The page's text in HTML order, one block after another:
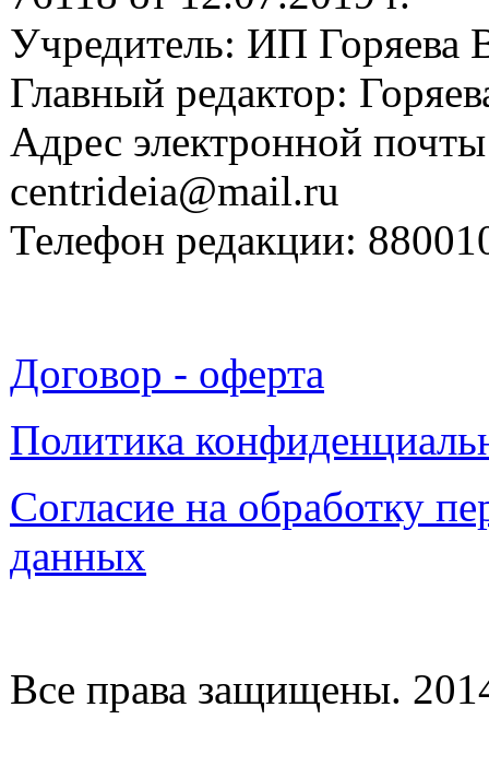
Учредитель: ИП Горяева
Главный редактор:
Адрес электронной
centrideia@mail.ru
Телефон редакции:
Договор - оферта
Политика
Согласие на обработку
данных
Все права защищены.